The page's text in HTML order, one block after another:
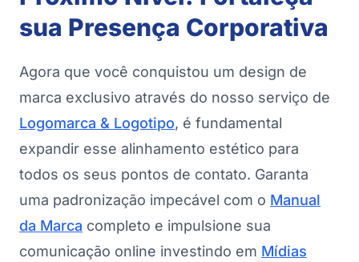
sua Presença Corporativa
Agora que você conquistou um design de
marca exclusivo através do nosso serviço de
Logomarca & Logotipo, é fundamental
expandir esse alinhamento estético para
todos os seus pontos de contato. Garanta
uma padronização impecável com o Manual
da Marca completo e impulsione sua
comunicação online investindo em Mídias